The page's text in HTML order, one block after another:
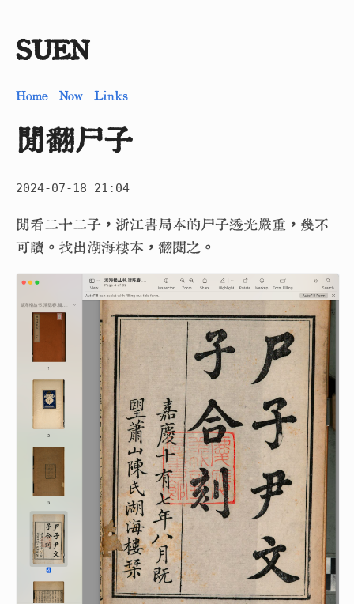
SUEN
Home Now Links
閒翻尸子
2024-07-18 21:04
閒看二十二子，浙江書局本的尸子透光嚴重，幾不
可讀。找出湖海樓本，翻閱之。